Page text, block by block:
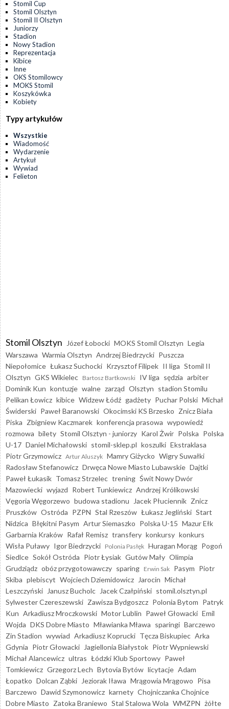
Stomil Cup
Stomil Olsztyn
Stomil II Olsztyn
Juniorzy
Stadion
Nowy Stadion
Reprezentacja
Kibice
Inne
OKS Stomilowcy
MOKS Stomil
Koszykówka
Kobiety
Typy artykułów
Wszystkie
Wiadomość
Wydarzenie
Artykuł
Wywiad
Felieton
Stomil Olsztyn Józef Łobocki MOKS Stomil Olsztyn Legia
Warszawa Warmia Olsztyn Andrzej Biedrzycki Puszcza
Niepołomice Łukasz Suchocki Krzysztof Filipek II liga Stomil II
Olsztyn GKS Wikielec Bartosz Bartkowski IV liga sędzia arbiter
Dominik Kun kontuzje walne zarząd Olsztyn stadion Stomilu
Pelikan Łowicz kibice Widzew Łódź gadżety Puchar Polski Michał
Świderski Paweł Baranowski Okocimski KS Brzesko Znicz Biała
Piska Zbigniew Kaczmarek konferencja prasowa wypowiedź
rozmowa bilety Stomil Olsztyn - juniorzy Karol Żwir Polska Polska
U-17 Daniel Michałowski stomil-sklep.pl koszulki Ekstraklasa
Piotr Grzymowicz Artur Aluszyk Mamry Giżycko Wigry Suwałki
Radosław Stefanowicz Drwęca Nowe Miasto Lubawskie Dajtki
Paweł Łukasik Tomasz Strzelec trening Świt Nowy Dwór
Mazowiecki wyjazd Robert Tunkiewicz Andrzej Królikowski
Vęgoria Węgorzewo budowa stadionu Jacek Płuciennik Znicz
Pruszków Ostróda PZPN Stal Rzeszów Łukasz Jegliński Start
Nidzica Błękitni Pasym Artur Siemaszko Polska U-15 Mazur Ełk
Garbarnia Kraków Rafał Remisz transfery konkursy konkurs
Wisła Puławy Igor Biedrzycki Polonia Pasłęk Huragan Morąg Pogoń
Siedlce Sokół Ostróda Piotr Łysiak Gutów Mały Olimpia
Grudziądz obóz przygotowawczy sparing Erwin Sak Pasym Piotr
Skiba plebiscyt Wojciech Dziemidowicz Jarocin Michał
Leszczyński
Janusz Bucholc Jacek Czałpiński stomil.olsztyn.pl
Sylwester Czereszewski Zawisza Bydgoszcz Polonia Bytom Patryk
Kun Arkadiusz Mroczkowski Motor Lublin Paweł Głowacki Emil
Wojda DKS Dobre Miasto Mławianka Mława sparingi Barczewo
Zin Stadion wywiad Arkadiusz Koprucki Tęcza Biskupiec Arka
Gdynia Piotr Głowacki Jagiellonia Białystok Piotr Wypniewski
Michał Alancewicz ultras Łódzki Klub Sportowy Paweł
Tomkiewicz Grzegorz Lech Bytovia Bytów licytacje Adam
Łopatko Dolcan Ząbki Jeziorak Iława Mrągowia Mrągowo Pisa
Barczewo Dawid Szymonowicz karnety Chojniczanka Chojnice
Dobre Miasto Zatoka Braniewo Stal Stalowa Wola WMZPN żółte